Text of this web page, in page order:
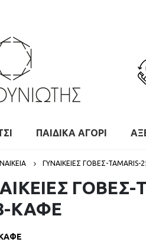
ΠΑΙΔΙΚΑ ΑΓΟΡΙ
ΓΥΝΑΙΚΕΙΕΣ ΓΟΒΕΣ-TAMARIS-
ΓΟΒΕΣ-
ΚΑΦΕ